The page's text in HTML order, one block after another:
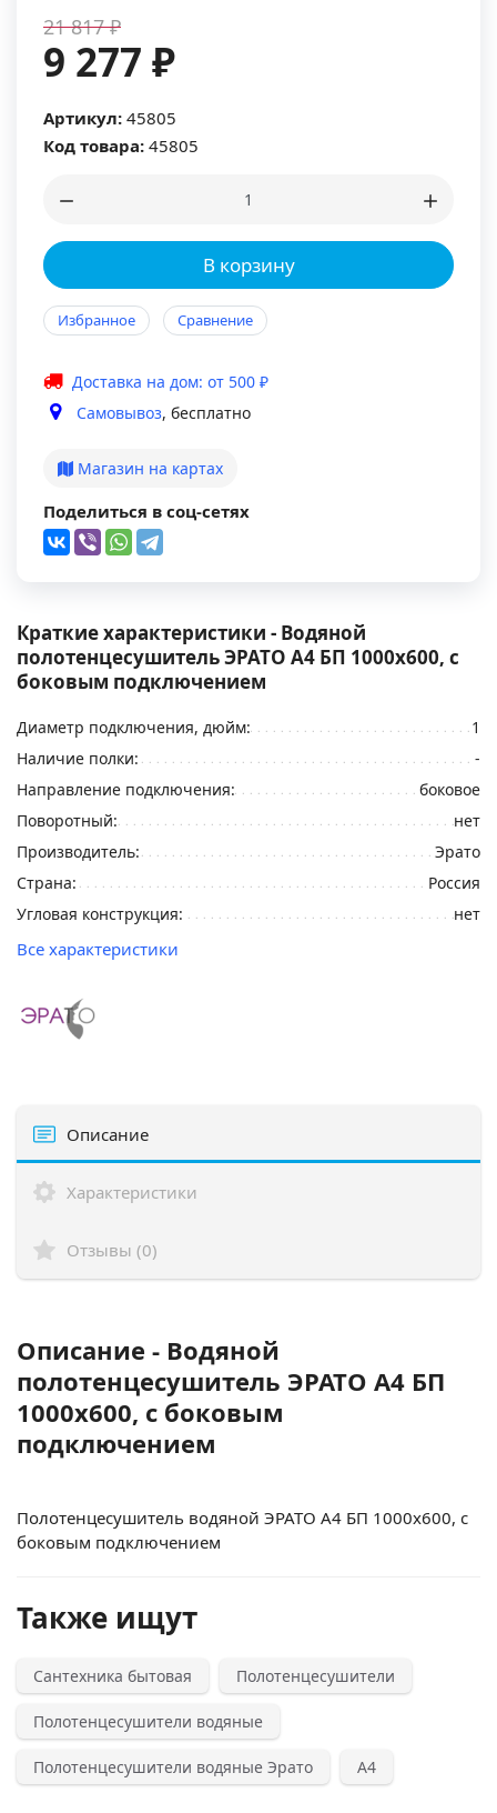
21 817 ₽
9 277 ₽
Артикул: 45805
Код товара: 45805
В корзину
Избранное Сравнение
Доставка на дом: от 500 ₽
Самовывоз, бесплатно
Магазин на картах
Поделиться в соц-сетях
Краткие характеристики - Водяной
полотенцесушитель ЭРАТО А4 БП 1000x600, с
боковым подключением
Диаметр подключения, дюйм:
1
Наличие полки:
-
Направление подключения:
боковое
Поворотный:
нет
Производитель:
Эрато
Страна:
Россия
Угловая конструкция:
нет
Все характеристики
Описание
Характеристики
Отзывы (0)
Описание - Водяной
полотенцесушитель ЭРАТО А4 БП
1000x600, с боковым
подключением
Полотенцесушитель водяной ЭРАТО А4 БП 1000x600, с
боковым подключением
Также ищут
Сантехника бытовая Полотенцесушители
Полотенцесушители водяные
Полотенцесушители водяные Эрато А4